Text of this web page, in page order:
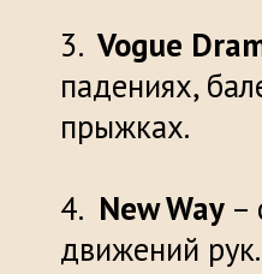
Vogue
падениях,
New Way –
движений рук.